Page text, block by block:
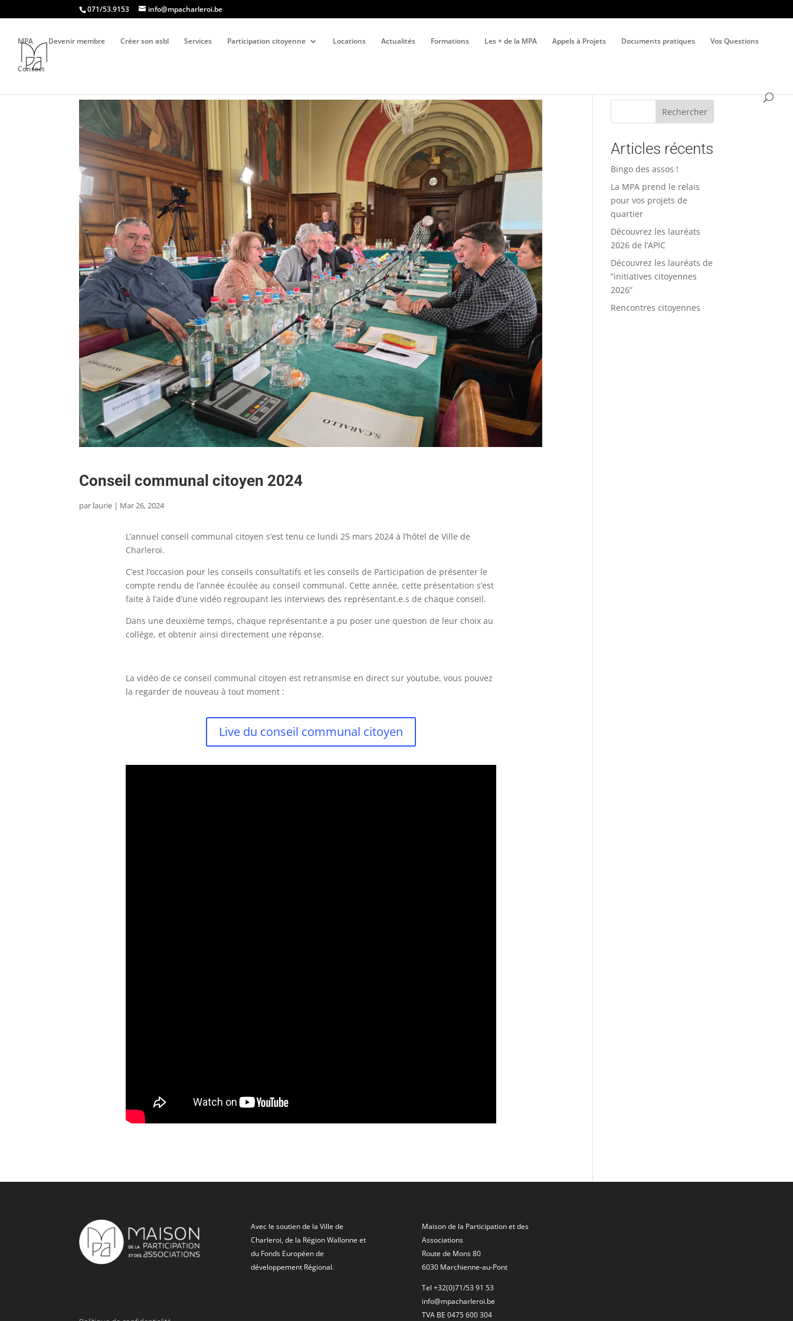
071/53.9153 info@mpacharleroi.be
MPA Devenir membre Créer son asbl Services Participation citoyenne Locations Actualités Formations Les + de la MPA Appels à Projets Documents pratiques Vos Questions
Contact
Conseil communal citoyen 2024
par laurie | Mar 26, 2024
L’annuel conseil communal citoyen s’est tenu ce lundi 25 mars 2024 à l’hôtel de Ville de
Charleroi.
C’est l’occasion pour les conseils consultatifs et les conseils de Participation de présenter le
compte rendu de l’année écoulée au conseil communal. Cette année, cette présentation s’est
faite à l’aide d’une vidéo regroupant les interviews des représentant.e.s de chaque conseil.
Dans une deuxième temps, chaque représentant.e a pu poser une question de leur choix au
collège, et obtenir ainsi directement une réponse.
La vidéo de ce conseil communal citoyen est retransmise en direct sur youtube, vous pouvez
la regarder de nouveau à tout moment :
Live du conseil communal citoyen
Rechercher
Articles récents
Bingo des assos !
La MPA prend le relais
pour vos projets de
quartier
Découvrez les lauréats
2026 de l’APIC
Découvrez les lauréats de
“initiatives citoyennes
2026”
Rencontres citoyennes
Avec le soutien de la Ville de
Charleroi, de la Région Wallonne et
du Fonds Européen de
développement Régional.
Maison de la Participation et des
Associations
Route de Mons 80
6030 Marchienne-au-Pont
Tel +32(0)71/53 91 53
info@mpacharleroi.be
TVA BE 0475 600 304